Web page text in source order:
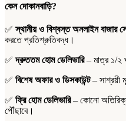
কেন দোকানবাড়ি?
✅স্থানীয় ও বিশ্বস্ত অনলাইন বাজার
করতে প্রতিশ্রুতিবদ্ধ।
✅দ্রুততম হোম ডেলিভারি– মাত্র ১/২
✅ বিশেষ অফার ও ডিসকাউন্ট– সাশ্রয়ী
✅ ফ্রি হোম ডেলিভারি– কোনো অতিরিক্ত
পৌঁছাবে।